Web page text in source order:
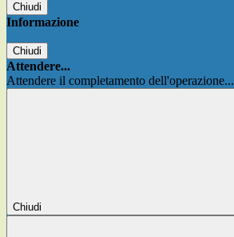
Chiudi
Informazione
Chiudi
Attendere...
Attendere il completamento dell'operazione...
Chiudi